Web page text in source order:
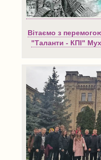
Вітаємо з
"Таланти - КПІ"